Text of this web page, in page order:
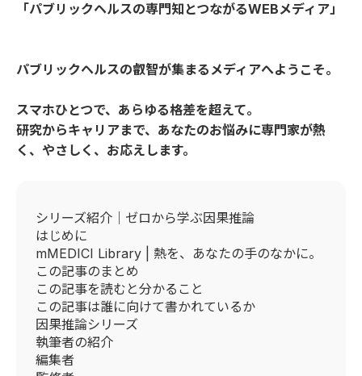
「パブリックヘルスの専門知とつながるWEBメディア」
パブリックヘルスの叡智が集まるメディアへようこそ。
スマホひとつで、あらゆる格差を超えて。
研究からキャリアまで、あなたのお悩みに専門家が熱
く、やさしく、お応えします。
シリーズ紹介｜ゼロから学ぶ因果推論
はじめに
mMEDICI Library | 熱を、あなたの手のなかに。
この記事のまとめ
この記事を読むと分かること
この記事は誰に向けて書かれているか
因果推論シリーズ
執筆者の紹介
編集者